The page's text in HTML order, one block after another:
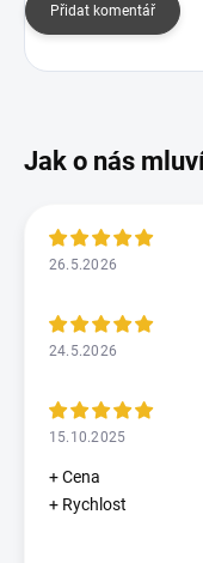
Přidat komentář
26.5.2026
24.5.2026
15.10.2025
+ Cena
+ Rychlost